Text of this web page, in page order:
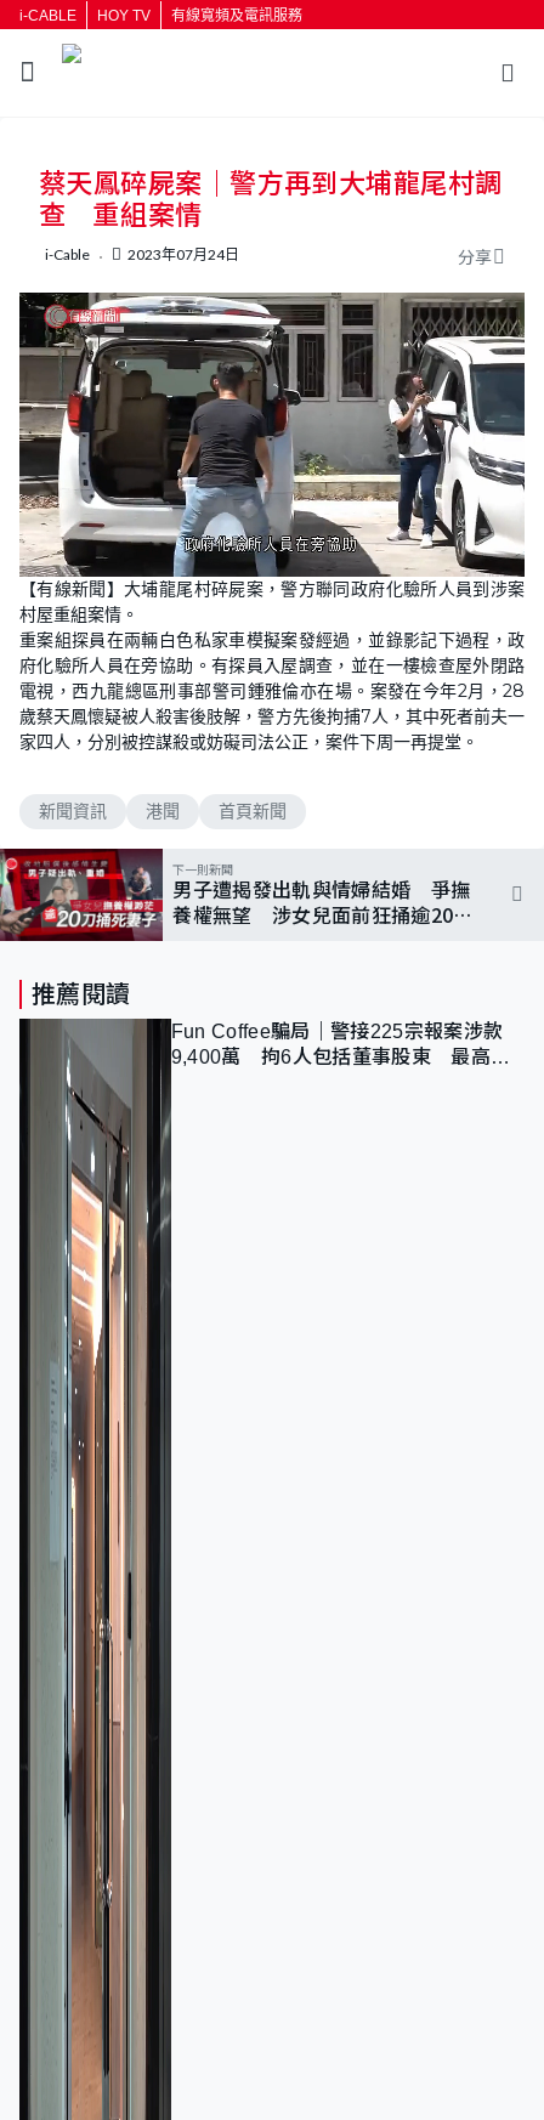
i-CABLE HOY TV 有線寬頻及電訊服務
蔡天鳳碎屍案｜警方再到大埔龍尾村調
查 重組案情
i-Cable 2023年07月24日 分享
U
n
m
u
t
e
o
a
d
:
5
.
2
5
%
【有線新聞】大埔龍尾村碎屍案，警方聯同政府化驗所人員到涉案
村屋重組案情。
重案組探員在兩輛白色私家車模擬案發經過，並錄影記下過程，政
府化驗所人員在旁協助。有探員入屋調查，並在一樓檢查屋外閉路
電視，西九龍總區刑事部警司鍾雅倫亦在場。案發在今年2月，28
歲蔡天鳳懷疑被人殺害後肢解，警方先後拘捕7人，其中死者前夫一
家四人，分別被控謀殺或妨礙司法公正，案件下周一再提堂。
新聞資訊 港聞 首頁新聞
下一則新聞
男子遭揭發出軌與情婦結婚 爭撫
養權無望 涉女兒面前狂捅逾20刀
推薦閱讀
Fun Coffee騙局｜警接225宗報案涉款
9,400萬 拘6人包括董事股東 最高金